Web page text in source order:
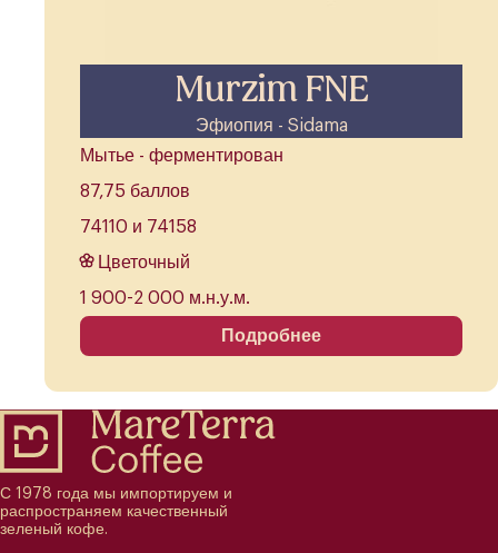
Murzim FNE
Эфиопия - Sidama
Мытье - ферментирован
87,75 баллов
74110 и 74158
Цветочный
1 900-2 000 м.н.у.м.
Подробнее
С 1978 года мы импортируем и
распространяем качественный
зеленый кофе.